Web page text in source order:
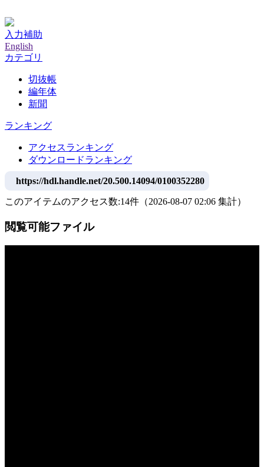
入力補助
English
カテゴリ
切抜帳
編年体
新聞
ランキング
アクセスランキング
ダウンロードランキング
https://hdl.handle.net/20.500.14094/0100352280
このアイテムのアクセス数:14件 （2026-08-07 02:06 集計）
閲覧可能ファイル